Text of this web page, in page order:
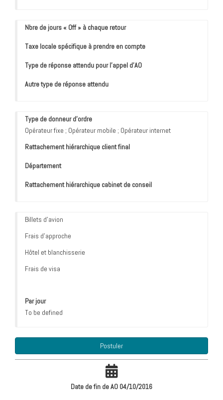
Nbre de jours « Off » à chaque retour
Taxe locale spécifique à prendre en compte
Type de réponse attendu pour l’appel d’AO
Autre type de réponse attendu
Type de donneur d'ordre
Opérateur fixe ; Opérateur mobile ; Opérateur internet
Rattachement hiérarchique client final
Département
Rattachement hiérarchique cabinet de conseil
Billets d'avion
Frais d'approche
Hôtel et blanchisserie
Frais de visa
Par jour
To be defined
Postuler
Date de fin de AO 04/10/2016